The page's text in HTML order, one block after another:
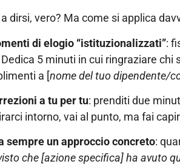
dirsi, vero? Ma come si applica
di elogio “istituzionalizzati”:
5 minuti in cui ringraziare chi
a [nome del tuo dipendente/
a tu per tu: prenditi due
intorno, vai al punto, ma fai
sempre un approccio concreto:
che [azione specifica] ha avuto